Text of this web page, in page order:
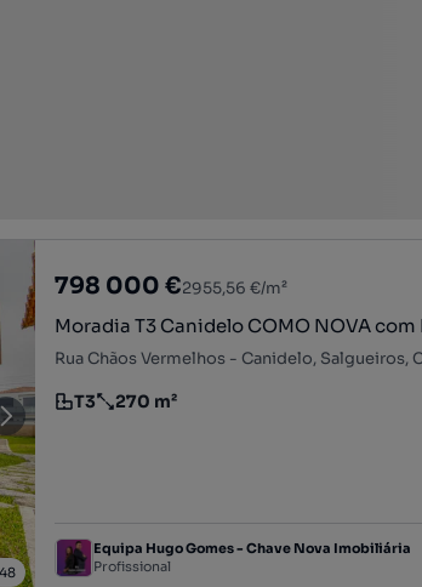
48
798 000 €2955,56 €/m²
Moradia T3 Canidelo COMO NOVA
Tipologia
T3
Preço por metro quadrado
270 m²
Equipa Hugo Gomes - Chave Nova Imobiliária
Profissional